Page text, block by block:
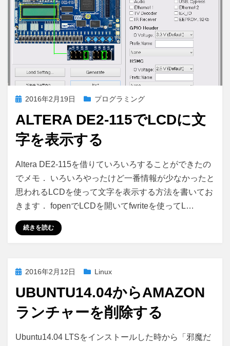
の
投
日:
2016年2月19日 プログラミング
ALTERA DE2-115でLCDに文
字を表示する
投稿者さいこる
Altera
115
で
LCD
文
示
る
に
コメント
Altera DE2-115を借りていろいろすることができたの
でメモ． いろいろやったけど一番情報が少なかったと
思われるLCDを使って文字を表示する方法を書いてお
きます． fopenでLCDを開いてfwriteを使ってL…
続きを読む
投
日:
2016年2月12日 Linux
UBUNTU14.04からAMAZON
ランチャーを削除する
投稿者さいこる
Ubuntu14.04
コメント
Ubuntu14.04 LTSをインストールした時から「邪魔だ